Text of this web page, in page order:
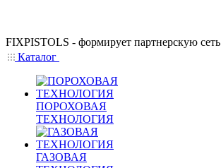
FIXPISTOLS - формирует партнерскую сеть
Каталог
ПОРОХОВАЯ
ТЕХНОЛОГИЯ
ГАЗОВАЯ